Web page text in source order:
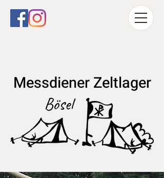
Messdiener Zeltlager
Bösel